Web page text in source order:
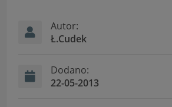
Autor:
Ł.Cudek
Dodano:
22-05-2013